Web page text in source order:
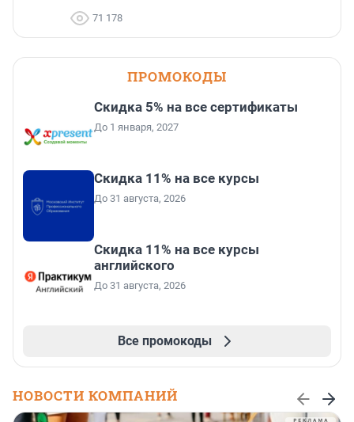
71 178
ПРОМОКОДЫ
Скидка 5% на все сертификаты
До 1 января, 2027
Скидка 11% на все курсы
До 31 августа, 2026
Скидка 11% на все курсы
английского
До 31 августа, 2026
Все промокоды
НОВОСТИ КОМПАНИЙ